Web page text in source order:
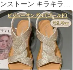
ンストーン キラキラヒ
ールサンダル シルバー